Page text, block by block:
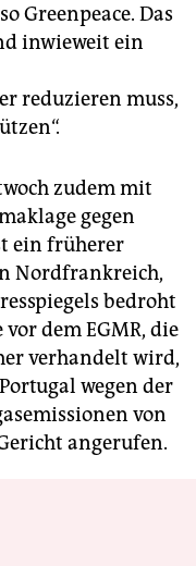
Greenpeace. Das
inwieweit ein
reduzieren muss,
zudem mit
gegen
ein früherer
Nordfrankreich,
bedroht
dem EGMR, die
verhandelt wird,
wegen der
von
angerufen.